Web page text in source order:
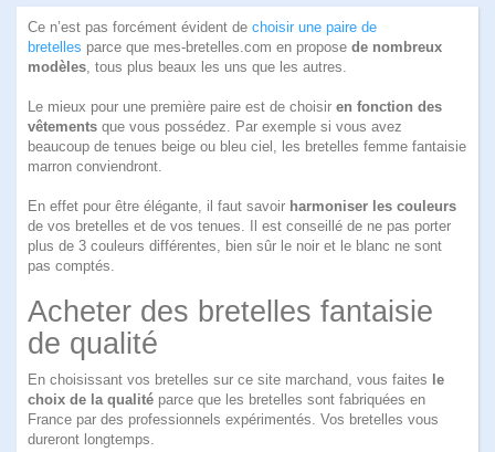
Ce n’est pas forcément évident de choisir une paire de
bretelles parce que mes-bretelles.com en propose de nombreux
modèles, tous plus beaux les uns que les autres.
Le mieux pour une première paire est de choisir en fonction des
vêtements que vous possédez. Par exemple si vous avez
beaucoup de tenues beige ou bleu ciel, les bretelles femme fantaisie
marron conviendront.
En effet pour être élégante, il faut savoir harmoniser les couleurs
de vos bretelles et de vos tenues. Il est conseillé de ne pas porter
plus de 3 couleurs différentes, bien sûr le noir et le blanc ne sont
pas comptés.
Acheter des bretelles fantaisie
de qualité
En choisissant vos bretelles sur ce site marchand, vous faites le
choix de la qualité parce que les bretelles sont fabriquées en
France par des professionnels expérimentés. Vos bretelles vous
dureront longtemps.